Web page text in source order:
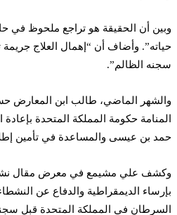
وبين أن الحقيقة هو تراجع ملحوظ في
حياته”. وأضاف أن “إهمال العلاج
سجنه الظالم”.
والشهر الماضي، طالب ابن المعارض
المنامة حكومة المملكة المتحدة بإعادة
حمد بن عيسى والمساعدة في تأمين
وكشف علي مشيمع في معرض مقال
بإرساء الديمقراطية والدفاع عن
السرطان في المملكة المتحدة قبل